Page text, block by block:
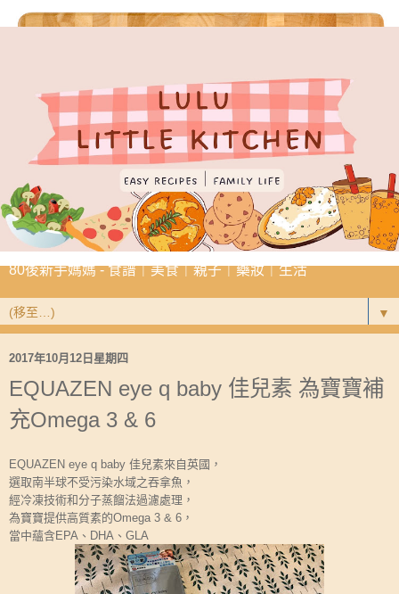
80後新手媽媽 - 食譜｜美食｜親子｜藥妝｜生活
▼
2017年10月12日星期四
EQUAZEN eye q baby 佳兒素 為寶寶補
充Omega 3 & 6
EQUAZEN eye q baby 佳兒素來自英國，
選取南半球不受污染水域之吞拿魚，
經冷凍技術和分子蒸餾法過濾處理，
為寶寶提供高質素的Omega 3 & 6，
當中蘊含EPA、DHA、GLA